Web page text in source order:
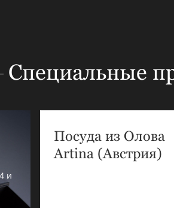
Специальные
и
Посуда из Олова
Artina (Австрия)